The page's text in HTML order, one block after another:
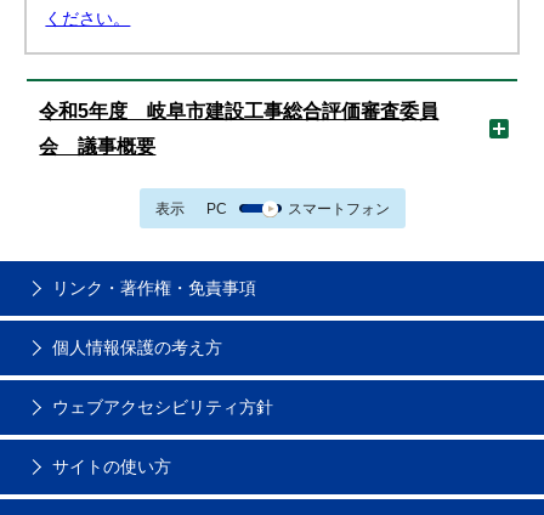
ください。
令和5年度 岐阜市建設工事総合評価審査委員
会 議事概要
表示 PC スマートフォン
リンク・著作権・免責事項
個人情報保護の考え方
ウェブアクセシビリティ方針
サイトの使い方